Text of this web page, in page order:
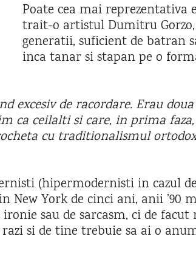
Poate cea mai
trait-o artistul Dumitru
generatii, suficient de batran
inca tanar si stapan pe o
excesiv de racordare. Erau
ca ceilalti si care, in prima
cu traditionalismul
(hipermodernisti in cazul
New York de cinci ani, anii ’90
sau de sarcasm, ci de
si de tine trebuie sa ai o